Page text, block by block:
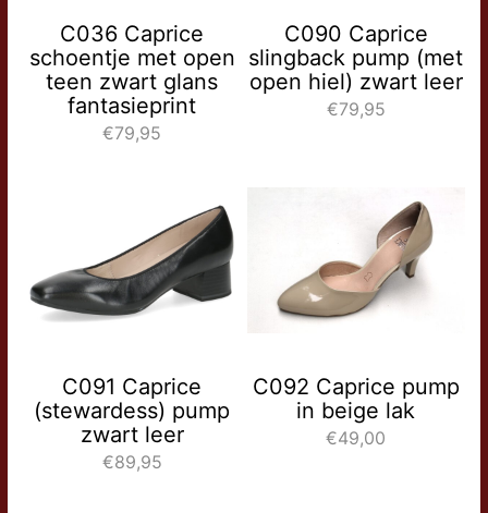
C036 Caprice
schoentje met open
teen zwart glans
fantasieprint
€79,95
C090 Caprice
slingback pump (met
open hiel) zwart leer
€79,95
C091 Caprice
(stewardess) pump
zwart leer
€89,95
C092 Caprice pump
in beige lak
€49,00